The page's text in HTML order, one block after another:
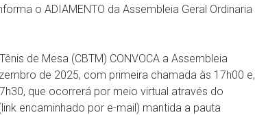
o ADIAMENTO da Assembleia Geral Ordinaria
de Mesa (CBTM) CONVOCA a Assembleia
de 2025, com primeira chamada às 17h00 e,
que ocorrerá por meio virtual através do
encaminhado por e-mail) mantida a pauta